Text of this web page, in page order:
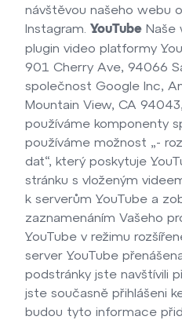
návštěvou našeho webu
Instagram. YouTube Naše
plugin video platformy
901 Cherry Ave, 94066
společnost Google Inc,
Mountain View, CA
používáme komponenty
používáme možnost „-
dat“, který poskytuje
stránku s vloženým
k serverům YouTube a
zaznamenáním Vašeho
YouTube v režimu
server YouTube
podstránky jste navštívili
jste současně přihlášeni
budou tyto informace